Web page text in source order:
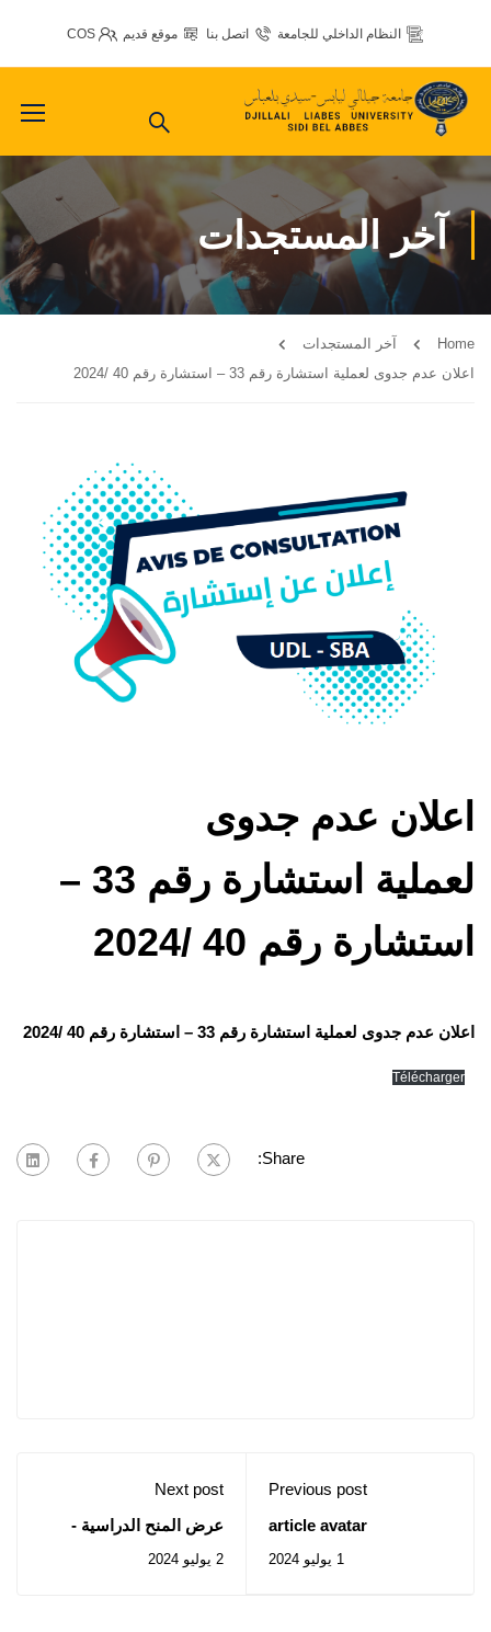
النظام الداخلي للجامعة اتصل بنا موقع قديم COS
آخر المستجدات
Home
آخر المستجدات
اعلان عدم جدوى لعملية استشارة رقم 33 – استشارة رقم 40 /2024
اعلان عدم جدوى
لعملية استشارة رقم 33 –
استشارة رقم 40 /2024
اعلان عدم جدوى لعملية استشارة رقم 33 – استشارة رقم 40 /2024
Télécharger
Share:
Previous post
article avatar
1 يوليو 2024
Next post
عرض المنح الدراسية -
2 يوليو 2024